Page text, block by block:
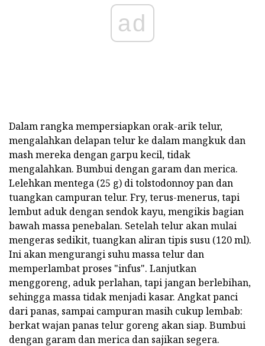
ad
Dalam rangka mempersiapkan orak-arik telur,
mengalahkan delapan telur ke dalam mangkuk dan
mash mereka dengan garpu kecil, tidak
mengalahkan. Bumbui dengan garam dan merica.
Lelehkan mentega (25 g) di tolstodonnoy pan dan
tuangkan campuran telur. Fry, terus-menerus, tapi
lembut aduk dengan sendok kayu, mengikis bagian
bawah massa penebalan. Setelah telur akan mulai
mengeras sedikit, tuangkan aliran tipis susu (120 ml).
Ini akan mengurangi suhu massa telur dan
memperlambat proses "infus". Lanjutkan
menggoreng, aduk perlahan, tapi jangan berlebihan,
sehingga massa tidak menjadi kasar. Angkat panci
dari panas, sampai campuran masih cukup lembab:
berkat wajan panas telur goreng akan siap. Bumbui
dengan garam dan merica dan sajikan segera.